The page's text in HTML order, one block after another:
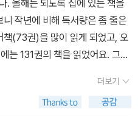
하고 싶었다. 너는 고통스러운
거짓말을 믿은 것이다.'(254면)
깊은 곳에서 '엄마를 보내기 싫
게 된다. 코너는 힘든 길을 걸었
길. 둘러서 갈 방법조차 없는 혹
에서, 아주 많이 다른 방식으로
일이 벌어지는가 주목하기란 쉽
기는 어렵다. 좋은 소설은 항상,
는 이 열 권의 소설이 나만의 베
는 방법을 찾기를, 방법을 찾았다
소망합니다. 새해 복 많이 받으
of Truth - Beverley Naido
[2001]Ruby Holler Sha
Gathering Light - Jen
Frank Cottrell Boyce [200
없음 [2006]Just in Case -
. 올해는 되도록 집에 있는 책을
작년에 비해 독서량은 좀 줄은
책(73권)을 많이 읽게 되었고, 오
는 131권의 책을 읽었어요. 그중
절판되어 읽지 못했다가 중고로
소재와 잔인한 묘사가 제 입맛
더보기